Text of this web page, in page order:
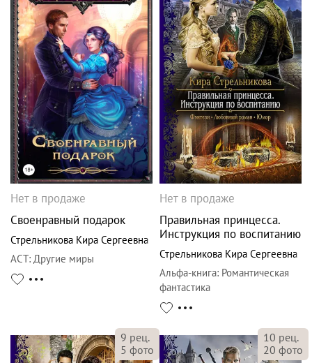
Нет в продаже
Своенравный подарок
Стрельникова Кира Сергеевна
АСТ: Другие миры
Нет в продаже
Правильная принцесса.
Инструкция по воспитанию
Стрельникова Кира Сергеевна
Альфа-книга: Романтическая
фантастика
9 рец.
5 фото
10 рец.
20 фото